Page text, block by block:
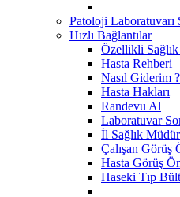
Patoloji Laboratuvarı
Hızlı Bağlantılar
Özellikli
Hasta Rehberi
Nasıl Giderim ?
Hasta Hakları
Randevu Al
Laboratuvar
İl Sağlık
Çalışan Görüş
Hasta Görüş
Haseki Tıp